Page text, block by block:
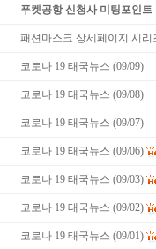
푸켓공항 신청사 미팅포인트
패션마스크 상세페이지 시리
코로나 19 태국뉴스 (09/09)
코로나 19 태국뉴스 (09/08)
코로나 19 태국뉴스 (09/07)
코로나 19 태국뉴스 (09/06)
코로나 19 태국뉴스 (09/03)
코로나 19 태국뉴스 (09/02)
코로나 19 태국뉴스 (09/01)